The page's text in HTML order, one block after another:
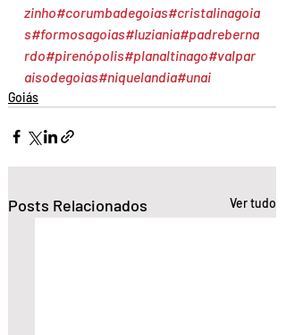
zinho#corumbadegoias#cristalinagoia
s#formosagoias#luziania#padreberna
rdo#pirenópolis#planaltinago#valpar
aisodegoias#niquelandia#unai
Goiás
Posts Relacionados Ver tudo